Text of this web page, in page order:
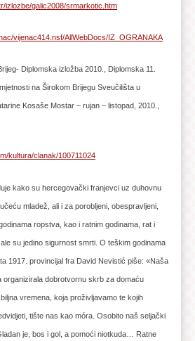
izlozbe/galic2008/srmarkotic.htm
vijenac414.nsf/AllWebDocs/IZ_OGRANAKA
Diplomska izložba 2010., Diplomska 11.
na Širokom Brijegu Sveučilišta u
Kosaše Mostar – rujan – listopad, 2010.,
kultura/clanak/100711024
kako su hercegovački franjevci uz duhovnu
mladež, ali i za porobljeni, obespravljeni,
ropstva, kao i ratnim godinama, rat i
su jedino sigurnost smrti. O teškim godinama
1917. provincijal fra David Nevistić piše: «Naša
dobrotvornu skrb za domaću
vremena, koja proživljavamo te kojih
tište nas kao móra. Osobito naš seljački
je, bos i gol, a pomoći niotkuda… Ratne